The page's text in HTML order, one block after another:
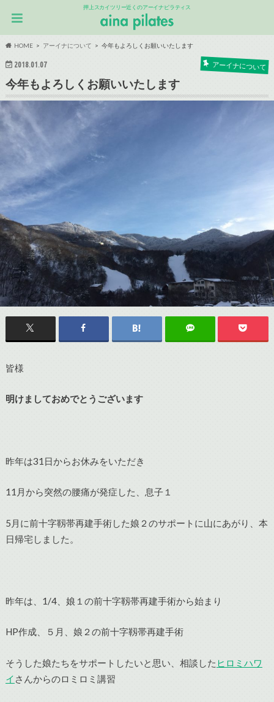
押上スカイツリー近くのアーイナピラティス
HOME アーイナについて 今年もよろしくお願いいたします
2018.01.07 アーイナについて
今年もよろしくお願いいたします
皆様
明けましておめでとうございます
昨年は31日からお休みをいただき
11月から突然の腰痛が発症した、息子１
5月に前十字靱帯再建手術した娘２のサポートに山にあがり、本
日帰宅しました。
昨年は、1/4、娘１の前十字靱帯再建手術から始まり
HP作成、５月、娘２の前十字靱帯再建手術
そうした娘たちをサポートしたいと思い、相談した ヒロミハワ
イ さんからのロミロミ講習